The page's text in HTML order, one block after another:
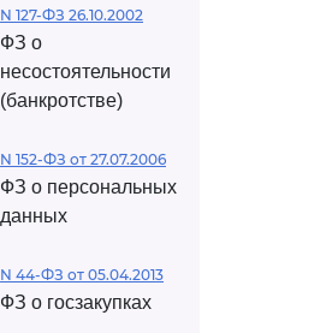
N 127-ФЗ 26.10.2002
ФЗ о
несостоятельности
(банкротстве)
N 152-ФЗ от 27.07.2006
ФЗ о персональных
данных
N 44-ФЗ от 05.04.2013
ФЗ о госзакупках